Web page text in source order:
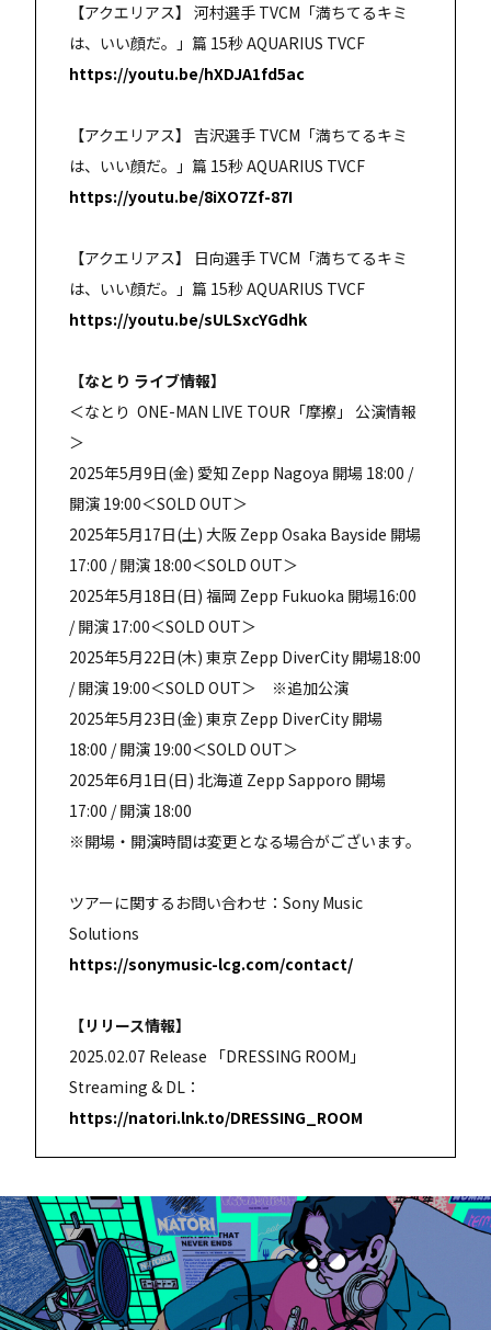
【アクエリアス】 河村選手 TVCM「満ちてるキミ
は、いい顔だ。」篇 15秒 AQUARIUS TVCF
https://youtu.be/hXDJA1fd5ac
【アクエリアス】 吉沢選手 TVCM「満ちてるキミ
は、いい顔だ。」篇 15秒 AQUARIUS TVCF
https://youtu.be/8iXO7Zf-87I
【アクエリアス】 日向選手 TVCM「満ちてるキミ
は、いい顔だ。」篇 15秒 AQUARIUS TVCF
https://youtu.be/sULSxcYGdhk
【なとり ライブ情報】
＜なとり ONE-MAN LIVE TOUR「摩擦」 公演情報
＞
2025年5月9日(金) 愛知 Zepp Nagoya 開場 18:00 /
開演 19:00＜SOLD OUT＞
2025年5月17日(土) 大阪 Zepp Osaka Bayside 開場
17:00 / 開演 18:00＜SOLD OUT＞
2025年5月18日(日) 福岡 Zepp Fukuoka 開場16:00
/ 開演 17:00＜SOLD OUT＞
2025年5月22日(木) 東京 Zepp DiverCity 開場18:00
/ 開演 19:00＜SOLD OUT＞ ※追加公演
2025年5月23日(金) 東京 Zepp DiverCity 開場
18:00 / 開演 19:00＜SOLD OUT＞
2025年6月1日(日) 北海道 Zepp Sapporo 開場
17:00 / 開演 18:00
※開場・開演時間は変更となる場合がございます。
ツアーに関するお問い合わせ：Sony Music
Solutions
https://sonymusic-lcg.com/contact/
【リリース情報】
2025.02.07 Release 「DRESSING ROOM」
Streaming & DL：
https://natori.lnk.to/DRESSING_ROOM